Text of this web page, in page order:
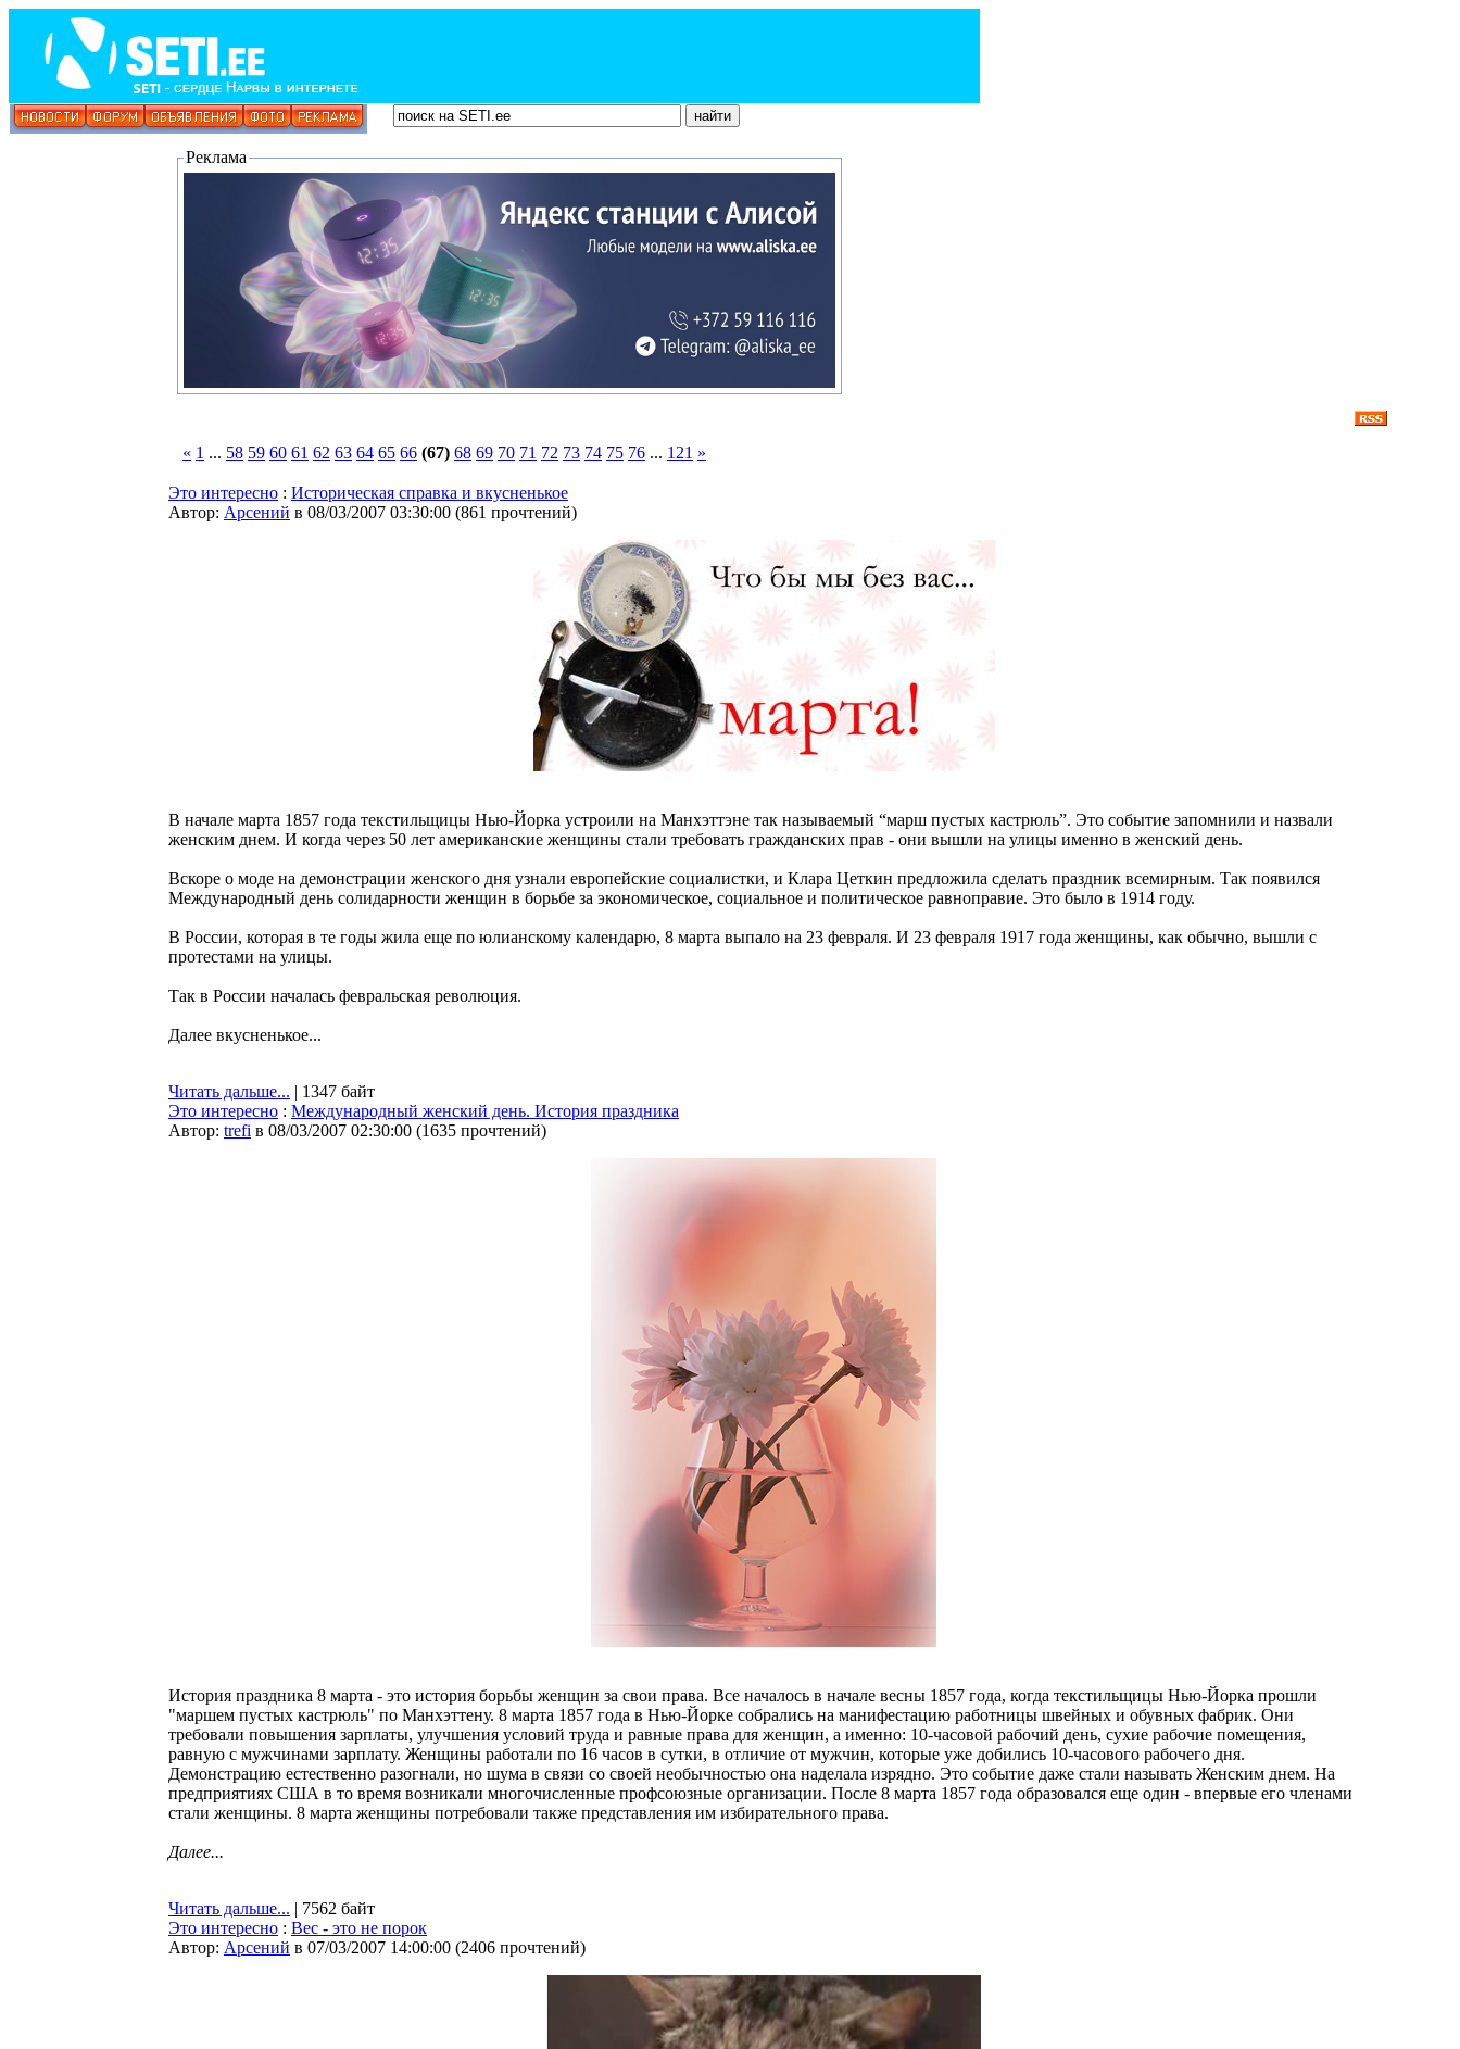
Реклама
« 1 ... 58 59 60 61 62 63 64 65 66 (67) 68 69 70 71 72 73 74 75 76 ... 121 »
Это интересно : Историческая справка и вкусненькое
Автор: Арсений в 08/03/2007 03:30:00 (861 прочтений)
В начале марта 1857 года текстильщицы Нью-Йорка устроили на Манхэттэне так называемый “марш пустых кастрюль”. Это событие запомнили и назвали
женским днем. И когда через 50 лет американские женщины стали требовать гражданских прав - они вышли на улицы именно в женский день.
Вскоре о моде на демонстрации женского дня узнали европейские социалистки, и Клара Цеткин предложила сделать праздник всемирным. Так появился
Международный день солидарности женщин в борьбе за экономическое, социальное и политическое равноправие. Это было в 1914 году.
В России, которая в те годы жила еще по юлианскому календарю, 8 марта выпало на 23 февраля. И 23 февраля 1917 года женщины, как обычно, вышли с
протестами на улицы.
Так в России началась февральская революция.
Далее вкусненькое...
Читать дальше... | 1347 байт
Это интересно : Международный женский день. История праздника
Автор: trefi в 08/03/2007 02:30:00 (1635 прочтений)
История праздника 8 марта - это история борьбы женщин за свои права. Все началось в начале весны 1857 года, когда текстильщицы Нью-Йорка прошли
"маршем пустых кастрюль" по Манхэттену. 8 марта 1857 года в Нью-Йорке собрались на манифестацию работницы швейных и обувных фабрик. Они
требовали повышения зарплаты, улучшения условий труда и равные права для женщин, а именно: 10-часовой рабочий день, сухие рабочие помещения,
равную с мужчинами зарплату. Женщины работали по 16 часов в сутки, в отличие от мужчин, которые уже добились 10-часового рабочего дня.
Демонстрацию естественно разогнали, но шума в связи со своей необычностью она наделала изрядно. Это событие даже стали называть Женским днем. На
предприятиях США в то время возникали многочисленные профсоюзные организации. После 8 марта 1857 года образовался еще один - впервые его членами
стали женщины. 8 марта женщины потребовали также представления им избирательного права.
Далее...
Читать дальше... | 7562 байт
Это интересно : Вес - это не порок
Автор: Арсений в 07/03/2007 14:00:00 (2406 прочтений)